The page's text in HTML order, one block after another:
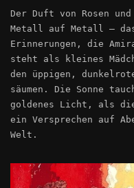
Der Duft von Rosen
Metall auf Metall –
Erinnerungen, die
steht als kleines
den üppigen,
säumen. Die Sonne
goldenes Licht, als
ein Versprechen auf
Welt.